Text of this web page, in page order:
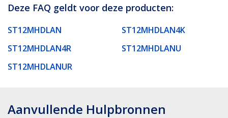
Deze FAQ geldt voor deze producten:
ST12MHDLAN
ST12MHDLAN4K
ST12MHDLAN4R
ST12MHDLANU
ST12MHDLANUR
Aanvullende Hulpbronnen